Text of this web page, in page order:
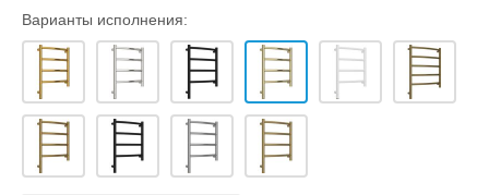
Варианты исполнения: